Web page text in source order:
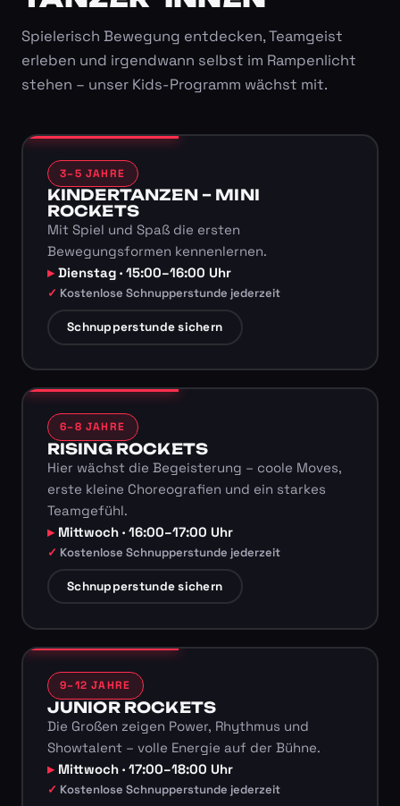
Spielerisch Bewegung entdecken, Teamgeist
erleben und irgendwann selbst im Rampenlicht
stehen – unser Kids-Programm wächst mit.
3–5 JAHRE
KINDERTANZEN – MINI
ROCKETS
Mit Spiel und Spaß die ersten
Bewegungsformen kennenlernen.
Dienstag · 15:00–16:00 Uhr
Kostenlose Schnupperstunde jederzeit
Schnupperstunde sichern
6–8 JAHRE
RISING ROCKETS
Hier wächst die Begeisterung – coole Moves,
erste kleine Choreografien und ein starkes
Teamgefühl.
Mittwoch · 16:00–17:00 Uhr
Kostenlose Schnupperstunde jederzeit
Schnupperstunde sichern
9–12 JAHRE
JUNIOR ROCKETS
Die Großen zeigen Power, Rhythmus und
Showtalent – volle Energie auf der Bühne.
Mittwoch · 17:00–18:00 Uhr
Kostenlose Schnupperstunde jederzeit